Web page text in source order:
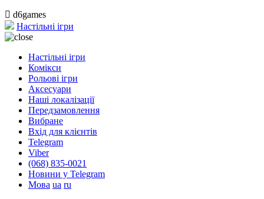
d6games
Настільні ігри
Настільні ігри
Комікси
Рольові ігри
Аксесуари
Наші локалізації
Передзамовлення
Вибране
Вхід для клієнтів
Telegram
Viber
(068) 835-0021
Новини у Telegram
Мова ua ru